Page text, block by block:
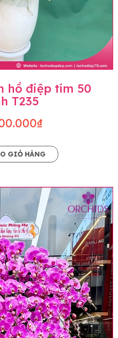
hồ điệp tím 50
T235
GIỎ HÀNG